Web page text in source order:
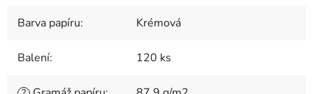
Barva papíru: Krémová
Balení: 120 ks